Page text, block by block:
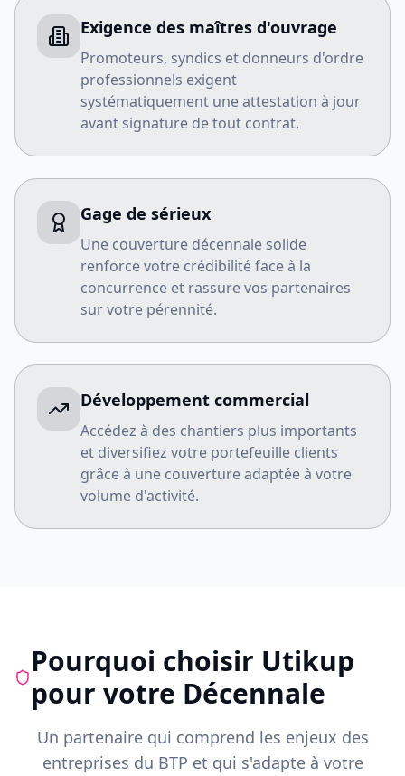
Exigence des maîtres d'ouvrage
Promoteurs, syndics et donneurs d'ordre
professionnels exigent
systématiquement une attestation à jour
avant signature de tout contrat.
Gage de sérieux
Une couverture décennale solide
renforce votre crédibilité face à la
concurrence et rassure vos partenaires
sur votre pérennité.
Développement commercial
Accédez à des chantiers plus importants
et diversifiez votre portefeuille clients
grâce à une couverture adaptée à votre
volume d'activité.
Pourquoi choisir Utikup
pour votre Décennale
Un partenaire qui comprend les enjeux des
entreprises du BTP et qui s'adapte à votre